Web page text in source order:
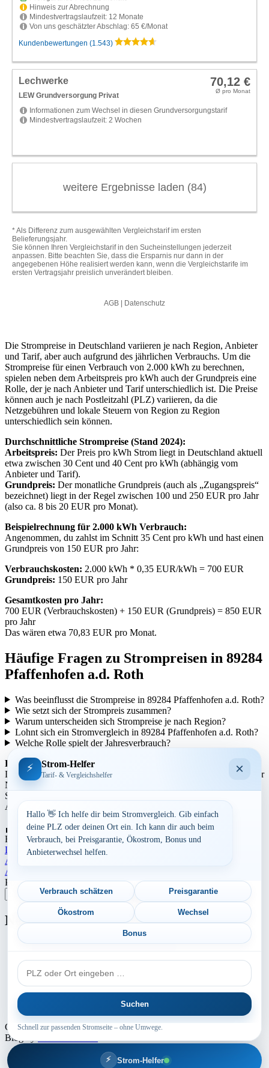
Die Strompreise in Deutschland variieren je nach Region, Anbieter
und Tarif, aber auch aufgrund des jährlichen Verbrauchs. Um die
Strompreise für einen Verbrauch von 2.000 kWh zu berechnen,
spielen neben dem Arbeitspreis pro kWh auch der Grundpreis eine
Rolle, der je nach Anbieter und Tarif unterschiedlich ist. Die Preise
können auch je nach Postleitzahl (PLZ) variieren, da die
Netzgebühren und lokale Steuern von Region zu Region
unterschiedlich sein können.
Durchschnittliche Strompreise (Stand 2024):
Arbeitspreis: Der Preis pro kWh Strom liegt in Deutschland aktuell
etwa zwischen 30 Cent und 40 Cent pro kWh (abhängig vom
Anbieter und Tarif).
Grundpreis: Der monatliche Grundpreis (auch als „Zugangspreis“
bezeichnet) liegt in der Regel zwischen 100 und 250 EUR pro Jahr
(also ca. 8 bis 20 EUR pro Monat).
Beispielrechnung für 2.000 kWh Verbrauch:
Angenommen, du zahlst im Schnitt 35 Cent pro kWh und hast einen
Grundpreis von 150 EUR pro Jahr:
Verbrauchskosten: 2.000 kWh * 0,35 EUR/kWh = 700 EUR
Grundpreis: 150 EUR pro Jahr
Gesamtkosten pro Jahr:
700 EUR (Verbrauchskosten) + 150 EUR (Grundpreis) = 850 EUR
pro Jahr
Das wären etwa 70,83 EUR pro Monat.
Häufige Fragen zu Strompreisen in 89284
Pfaffenhofen a.d. Roth
Was beeinflusst die Strompreise in 89284 Pfaffenhofen a.d. Roth?
Wie setzt sich der Strompreis zusammen?
Warum unterscheiden sich Strompreise je nach Region?
Lohnt sich ein Stromvergleich in 89284 Pfaffenhofen a.d. Roth?
Welche Rolle spielt der Jahresverbrauch?
Regionale Unterschiede:
Die Strompreise variieren je nach Region aufgrund unterschiedlicher
Netzentgelte und Steuern. In städtischen Gebieten können die
Strompreise tendenziell höher sein als in ländlicheren Gegenden.
Auch die Anbieterstruktur kann sich regional unterscheiden.
Aufrufe: 277
By
Dominik Laube23. Juli 2026 Bayern
Landkreis Neu-Ulm
Beitragsnavigation
Aktuelle Strompreise in 91587 Adelshofen
Aktuelle Strompreise in 37339 Worbis
Postleitzahl eingeben
Suchen
Neu berechnet
Aktuelle Strompreise in 56269 Dierdorf
Aktuelle Strompreise in 97320 Albertshofen
Aktuelle Strompreise in 94099 Ruhstorf a.d. Rott
Copyright © 2024 - 2026 INTERMEDIA GROUP - Theme Marsh
Blog byCreativ Themes
⚡ Strom-Helfer
⚡ Strom-Helfer
Tarif- & Vergleichshelfer ×
Hallo 👋 Ich helfe dir beim Stromvergleich. Gib einfach
deine PLZ oder deinen Ort ein. Ich kann dir auch beim
Verbrauch, bei Preisgarantie, Ökostrom, Bonus und
Anbieterwechsel helfen.
Verbrauch schätzen Preisgarantie
Ökostrom Wechsel
Bonus
PLZ
oder
Ort
Suchen
Schnell zur passenden Stromseite – ohne Umwege.